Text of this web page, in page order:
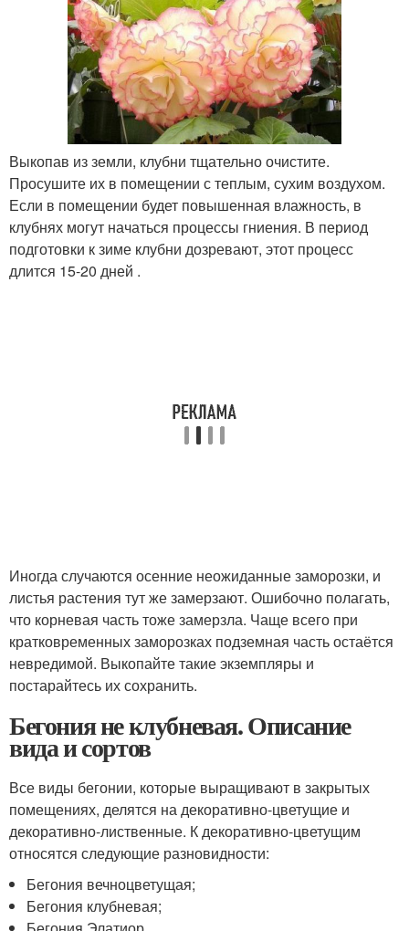
Выкопав из земли, клубни тщательно очистите.
Просушите их в помещении с теплым, сухим воздухом.
Если в помещении будет повышенная влажность, в
клубнях могут начаться процессы гниения. В период
подготовки к зиме клубни дозревают, этот процесс
длится 15-20 дней .
Иногда случаются осенние неожиданные заморозки, и
листья растения тут же замерзают. Ошибочно полагать,
что корневая часть тоже замерзла. Чаще всего при
кратковременных заморозках подземная часть остаётся
невредимой. Выкопайте такие экземпляры и
постарайтесь их сохранить.
Бегония не клубневая. Описание
вида и сортов
Все виды бегонии, которые выращивают в закрытых
помещениях, делятся на декоративно-цветущие и
декоративно-лиственные. К декоративно-цветущим
относятся следующие разновидности:
Бегония вечноцветущая;
Бегония клубневая;